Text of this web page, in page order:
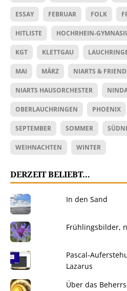
ESSAY FEBRUAR FOLK
HITLISTE HOCHRHEIN-
KGT KLETTGAU
MAI MÄRZ NIARTS &
NIARTS HAUSORCHESTER
OBERLAUCHRINGEN PHOENIX
SEPTEMBER SOMMER
WEIHNACHTEN WINTER
DERZEIT BELIEBT…
In den Sand
Frühlingsbilder,
Pascal-
Lazarus
Über das